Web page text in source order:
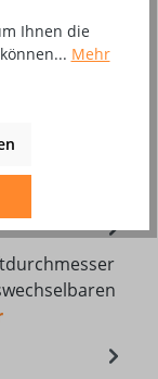
Ihnen die
Mehr